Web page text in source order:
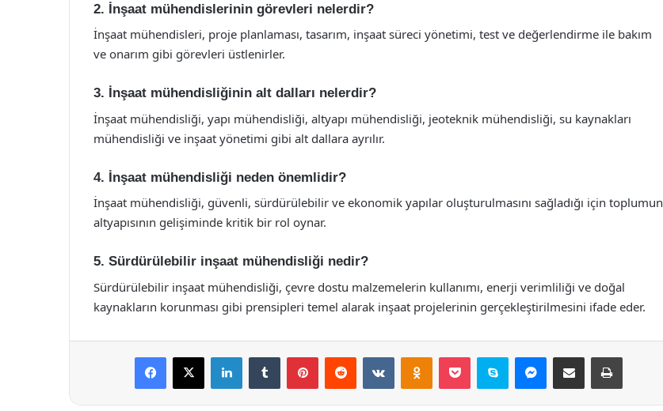
2. İnşaat mühendislerinin görevleri nelerdir?
İnşaat mühendisleri, proje planlaması, tasarım, inşaat süreci yönetimi, test ve değerlendirme ile bakım
ve onarım gibi görevleri üstlenirler.
3. İnşaat mühendisliğinin alt dalları nelerdir?
İnşaat mühendisliği, yapı mühendisliği, altyapı mühendisliği, jeoteknik mühendisliği, su kaynakları
mühendisliği ve inşaat yönetimi gibi alt dallara ayrılır.
4. İnşaat mühendisliği neden önemlidir?
İnşaat mühendisliği, güvenli, sürdürülebilir ve ekonomik yapılar oluşturulmasını sağladığı için toplumun
altyapısının gelişiminde kritik bir rol oynar.
5. Sürdürülebilir inşaat mühendisliği nedir?
Sürdürülebilir inşaat mühendisliği, çevre dostu malzemelerin kullanımı, enerji verimliliği ve doğal
kaynakların korunması gibi prensipleri temel alarak inşaat projelerinin gerçekleştirilmesini ifade eder.
Facebook
X LinkedInTumblr PinterestReddit VKontakteOdnoklassniki
Pocket Skype Messenger
E-Posta ile paylaş Yazdır